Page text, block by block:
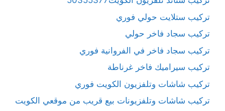
تركيب ستلايت حولي فوري
تركيب سجاد فاخر حولي
تركيب سجاد فاخر في الفروانية فوري
تركيب سيراميك فاخر غرناطة
تركيب شاشات وتلفزيون الكويت فوري
تركيب شاشات وتلفزيونات بيع قريب من موقعي الكويت